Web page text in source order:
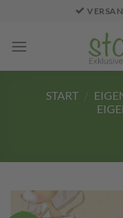
springen
START